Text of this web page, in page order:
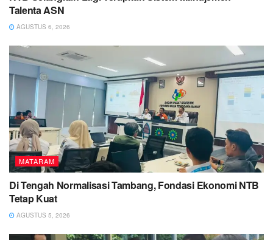
Talenta ASN
AGUSTUS 6, 2026
MATARAM
Di Tengah Normalisasi Tambang, Fondasi Ekonomi NTB
Tetap Kuat
AGUSTUS 5, 2026